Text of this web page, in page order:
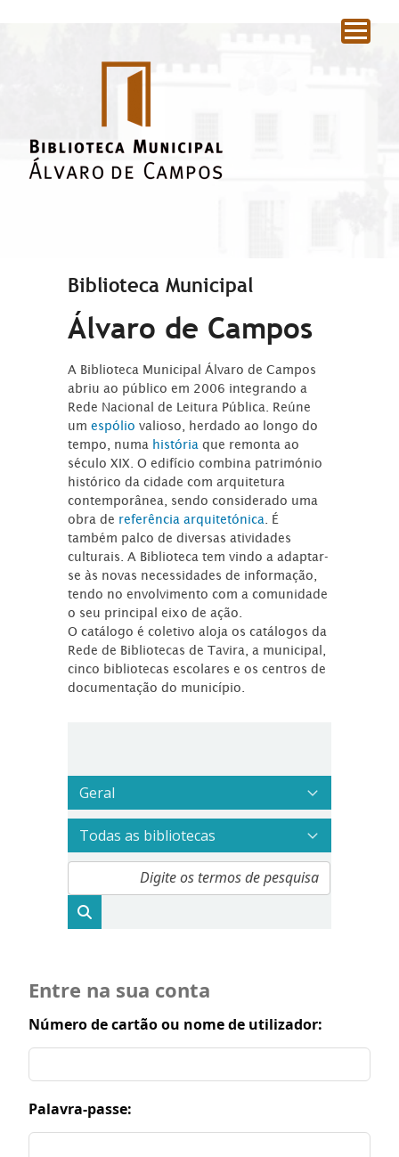
Biblioteca Municipal
Álvaro de Campos
A Biblioteca Municipal Álvaro de Campos
abriu ao público em 2006 integrando a
Rede Nacional de Leitura Pública. Reúne
umespóliovalioso, herdado ao longo do
tempo, numa história que remonta ao
século XIX. O edifício combina património
histórico da cidade com arquitetura
contemporânea, sendo considerado uma
obra de referência arquitetónica . É
também palco de diversas atividades
culturais. A Biblioteca tem vindo a adaptar-
se às novas necessidades de informação,
tendo no envolvimento com a comunidade
o seu principal eixo de ação.
O catálogo é coletivo aloja os catálogos da
Rede de Bibliotecas de Tavira, a municipal,
cinco bibliotecas escolares e os centros de
documentação do município.
Entre na sua conta
Número de cartão ou nome de utilizador:
Palavra-passe: